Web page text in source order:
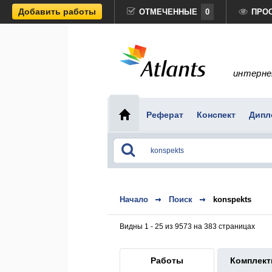
Добавить работы ОТМЕЧЕННЫЕ 0
Реферат Конспект
Начало Поиск konspekts
Видны 1 - 25 из 9573 на 383 страницах
Работы